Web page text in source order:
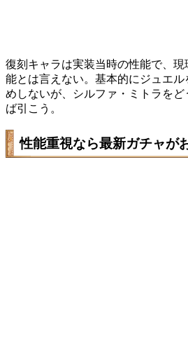
復刻キャラは実装当時の性能で、
能とは言えない。基本的にジュエ
めしないが、シルファ・ミトラを
ば引こう。
性能重視なら最新ガチャが